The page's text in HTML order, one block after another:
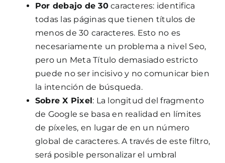
Por debajo de 30caracteres: identifica
todas las páginas que tienen títulos de
menos de 30 caracteres. Esto no es
necesariamente un problema a nivel Seo,
pero un Meta Título demasiado estricto
puede no ser incisivo y no comunicar bien
la intención de búsqueda.
Sobre X Pixel: La longitud del fragmento
de Google se basa en realidad en límites
de píxeles, en lugar de en un número
global de caracteres. A través de este filtro,
será posible personalizar el umbral